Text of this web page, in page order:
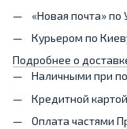
«Новая почта»
Курьером по
Подробнее о
Наличными при
Кредитной картой
Оплата частями